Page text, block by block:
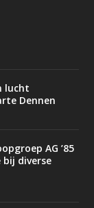
lucht
Dennen
AG ’85
diverse